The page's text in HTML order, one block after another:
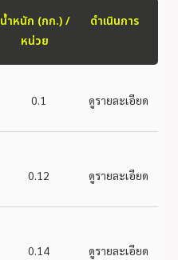
น้ำหนัก (กก.) /
หน่วย
ดำเนินการ
0.1 ดูรายละเอียด
0.12 ดูรายละเอียด
0.14 ดูรายละเอียด